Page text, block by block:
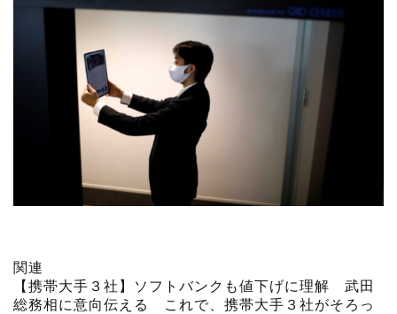
関連
【携帯大手３社】ソフトバンクも値下げに理解 武田
総務相に意向伝える これで、携帯大手３社がそろっ